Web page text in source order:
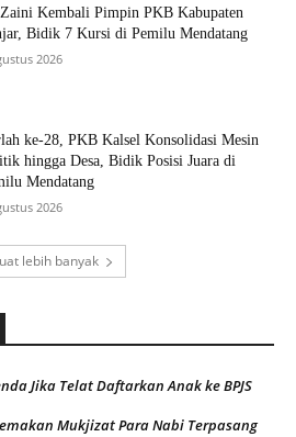
Kembali Pimpin PKB Kabupaten
Bidik 7 Kursi di Pemilu Mendatang
2026
ke-28, PKB Kalsel Konsolidasi Mesin
hingga Desa, Bidik Posisi Juara di
Mendatang
2026
lebih banyak
Jika Telat Daftarkan Anak ke BPJS
Mukjizat Para Nabi Terpasang